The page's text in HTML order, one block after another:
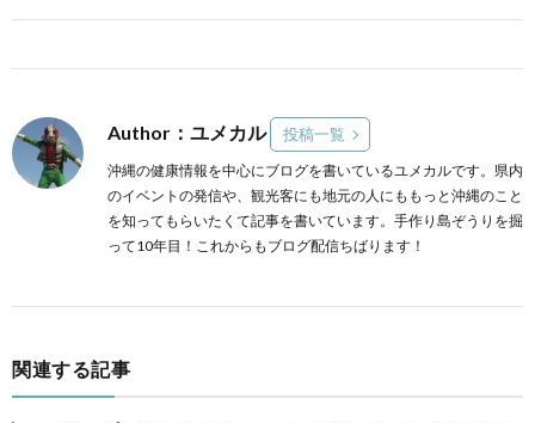
Author：ユメカル 投稿一覧
沖縄の健康情報を中心にブログを書いているユメカルです。県内
のイベントの発信や、観光客にも地元の人にももっと沖縄のこと
を知ってもらいたくて記事を書いています。手作り島ぞうりを掘
って10年目！これからもブログ配信ちばります！
関連する記事